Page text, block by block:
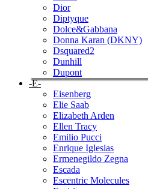
Dior
Diptyque
Dolce&Gabbana
Donna Karan (DKNY)
Dsquared2
Dunhill
Dupont
-E-
Eisenberg
Elie Saab
Elizabeth Arden
Ellen Tracy
Emilio Pucci
Enrique Iglesias
Ermenegildo Zegna
Escada
Escentric Molecules